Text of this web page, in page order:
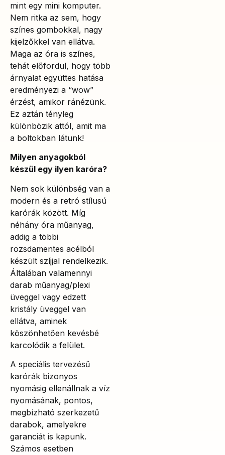
mint egy mini komputer.
Nem ritka az sem, hogy
színes gombokkal, nagy
kijelzőkkel van ellátva.
Maga az óra is színes,
tehát előfordul, hogy több
árnyalat együttes hatása
eredményezi a “wow”
érzést, amikor ránézünk.
Ez aztán tényleg
különbözik attól, amit ma
a boltokban látunk!
Milyen anyagokból
készül egy ilyen karóra?
Nem sok különbség van a
modern és a retró stílusú
karórák között. Míg
néhány óra műanyag,
addig a többi
rozsdamentes acélból
készült szíjjal rendelkezik.
Általában valamennyi
darab műanyag/plexi
üveggel vagy edzett
kristály üveggel van
ellátva, aminek
köszönhetően kevésbé
karcolódik a felület.
A speciális tervezésű
karórák bizonyos
nyomásig ellenállnak a víz
nyomásának, pontos,
megbízható szerkezetű
darabok, amelyekre
garanciát is kapunk.
Számos esetben